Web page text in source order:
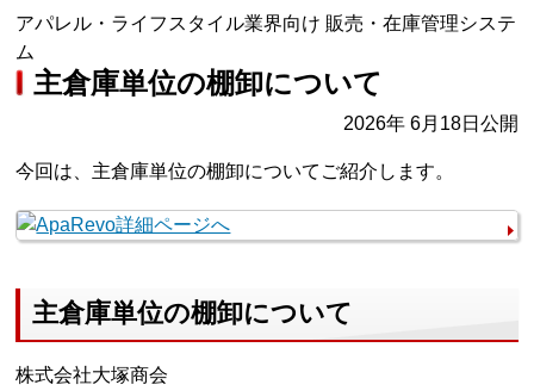
アパレル・ライフスタイル業界向け 販売・在庫管理システ
ム
主倉庫単位の棚卸について
2026年 6月18日公開
今回は、主倉庫単位の棚卸についてご紹介します。
主倉庫単位の棚卸について
株式会社大塚商会